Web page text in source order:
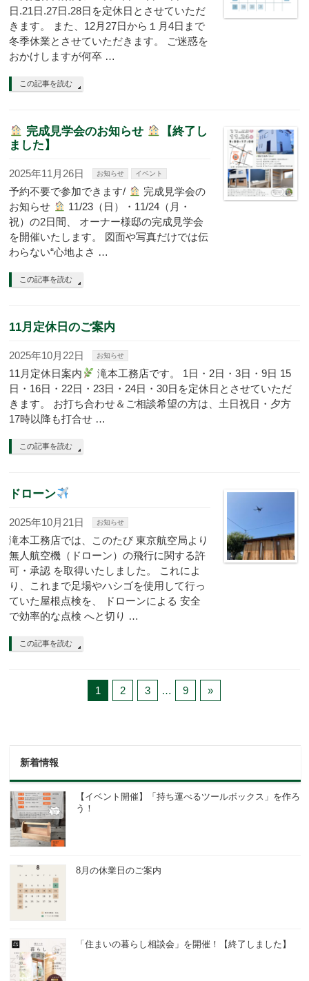
日.21日.27日.28日を定休日とさせていただ
きます。 また、12月27日から１月4日まで
冬季休業とさせていただきます。 ご迷惑を
おかけしますが何卒 …
この記事を読む
完成見学会のお知らせ
【終了し
ました】
2025年11月26日 お知らせ イベント
予約不要で参加できます/
完成見学会の
お知らせ
11/23（日）・11/24（月・
祝）の2日間、 オーナー様邸の完成見学会
を開催いたします。 図面や写真だけでは伝
わらない“心地よさ …
この記事を読む
11月定休日のご案内
2025年10月22日 お知らせ
11月定休日案内
滝本工務店です。 1日・2日・3日・9日 15
日・16日・22日・23日・24日・30日を定休日とさせていただ
きます。 お打ち合わせ＆ご相談希望の方は、土日祝日・夕方
17時以降も打合せ …
この記事を読む
ドローン
2025年10月21日 お知らせ
滝本工務店では、このたび 東京航空局より
無人航空機（ドローン）の飛行に関する許
可・承認 を取得いたしました。 これによ
り、これまで足場やハシゴを使用して行っ
ていた屋根点検を、 ドローンによる 安全
で効率的な点検 へと切り …
この記事を読む
1 2 3 … 9 »
新着情報
【イベント開催】「持ち運べるツールボックス」を作ろ
う！
8月の休業日のご案内
「住まいの暮らし相談会」を開催！【終了しました】